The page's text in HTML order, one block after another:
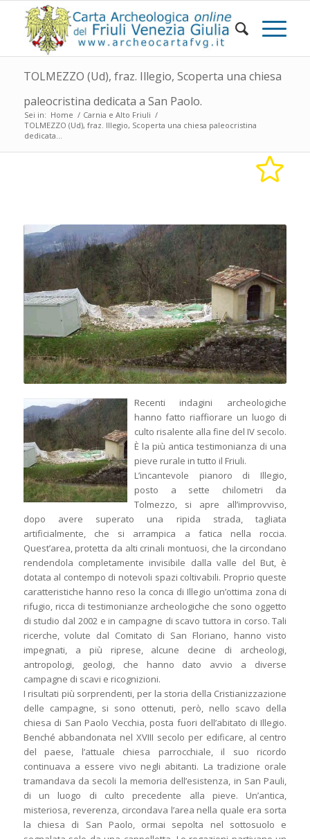
TOLMEZZO (Ud), fraz. Illegio, Scoperta una chiesa
paleocristina dedicata a San Paolo.
Sei in: Home / Carnia e Alto Friuli /
TOLMEZZO (Ud), fraz. Illegio, Scoperta una chiesa paleocristina
dedicata...
Recenti indagini archeologiche
hanno fatto riaffiorare un luogo di
culto risalente alla fine del IV secolo.
È la più antica testimonianza di una
pieve rurale in tutto il Friuli.
L’incantevole pianoro di Illegio,
posto a sette chilometri da
Tolmezzo, si apre all’improvviso,
dopo avere superato una ripida strada, tagliata
artificialmente, che si arrampica a fatica nella roccia.
Quest’area, protetta da alti crinali montuosi, che la circondano
rendendola completamente invisibile dalla valle del But, è
dotata al contempo di notevoli spazi coltivabili. Proprio queste
caratteristiche hanno reso la conca di Illegio un’ottima zona di
rifugio, ricca di testimonianze archeologiche che sono oggetto
di studio dal 2002 e in campagne di scavo tuttora in corso. Tali
ricerche, volute dal Comitato di San Floriano, hanno visto
impegnati, a più riprese, alcune decine di archeologi,
antropologi, geologi, che hanno dato avvio a diverse
campagne di scavi e ricognizioni.
I risultati più sorprendenti, per la storia della Cristianizzazione
delle campagne, si sono ottenuti, però, nello scavo della
chiesa di San Paolo Vecchia, posta fuori dell’abitato di Illegio.
Benché abbandonata nel XVIII secolo per edificare, al centro
del paese, l’attuale chiesa parrocchiale, il suo ricordo
continuava a essere vivo negli abitanti. La tradizione orale
tramandava da secoli la memoria dell’esistenza, in San Pauli,
di un luogo di culto precedente alla pieve. Un’antica,
misteriosa, reverenza, circondava l’area nella quale era sorta
la chiesa di San Paolo, ormai sepolta nel sottosuolo e